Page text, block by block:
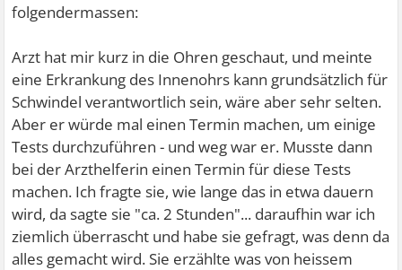
folgendermassen:
Arzt hat mir kurz in die Ohren geschaut, und meinte
eine Erkrankung des Innenohrs kann grundsätzlich für
Schwindel verantwortlich sein, wäre aber sehr selten.
Aber er würde mal einen Termin machen, um einige
Tests durchzuführen - und weg war er. Musste dann
bei der Arzthelferin einen Termin für diese Tests
machen. Ich fragte sie, wie lange das in etwa dauern
wird, da sagte sie "ca. 2 Stunden"... daraufhin war ich
ziemlich überrascht und habe sie gefragt, was denn da
alles gemacht wird. Sie erzählte was von heissem